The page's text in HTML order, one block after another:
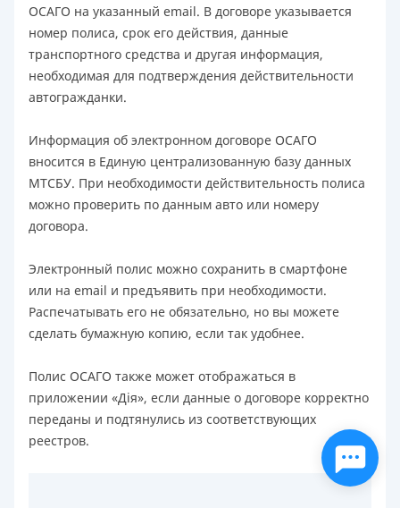
ОСАГО на указанный email. В договоре указывается
номер полиса, срок его действия, данные
транспортного средства и другая информация,
необходимая для подтверждения действительности
автогражданки.
Информация об электронном договоре ОСАГО
вносится в Единую централизованную базу данных
МТСБУ. При необходимости действительность полиса
можно проверить по данным авто или номеру
договора.
Электронный полис можно сохранить в смартфоне
или на email и предъявить при необходимости.
Распечатывать его не обязательно, но вы можете
сделать бумажную копию, если так удобнее.
Полис ОСАГО также может отображаться в
приложении «Дія», если данные о договоре корректно
переданы и подтянулись из соответствующих
реестров.